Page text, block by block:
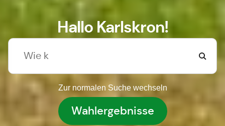
Hallo Karlskron!
Zur normalen Suche wechseln
Wahlergebnisse